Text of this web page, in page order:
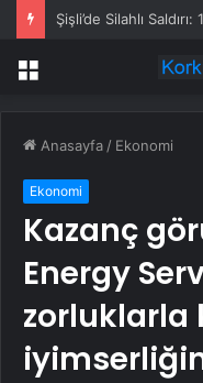
Şişli’de Silahlı Saldırı:
Menü
Anasayfa / Ekonomi
Ekonomi
Kazanç
Energy
zorluklarla